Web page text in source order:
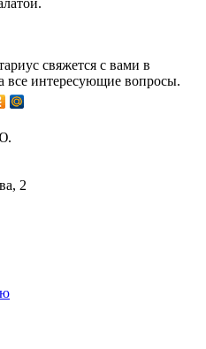
свяжется с вами в
все интересующие вопросы.
2